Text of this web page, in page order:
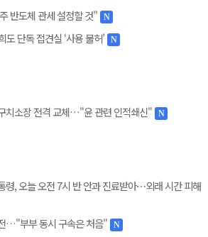
반도체 관세 설정할 것" N
도 단독 접견실 ‘사용 불허’ N
치소장 전격 교체…"윤 관련 인적쇄신" N
령, 오늘 오전 7시 반 안과 진료받아⋯외래 시간 피해
…"부부 동시 구속은 처음" N